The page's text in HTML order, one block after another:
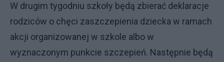
W drugim tygodniu szkoły będą zbierać deklaracje
rodziców o chęci zaszczepienia dziecka w ramach
akcji organizowanej w szkole albo w
wyznaczonym punkcie szczepień. Następnie będą